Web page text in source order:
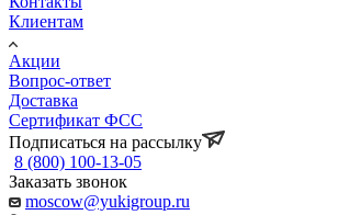
Клиентам
Акции
Вопрос-ответ
Доставка
Сертификат ФСС
Подписаться на рассылку
8 (800) 100-13-05
Заказать звонок
moscow@yukigroup.ru